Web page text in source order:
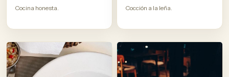
Cocina honesta. Cocción a la leña.